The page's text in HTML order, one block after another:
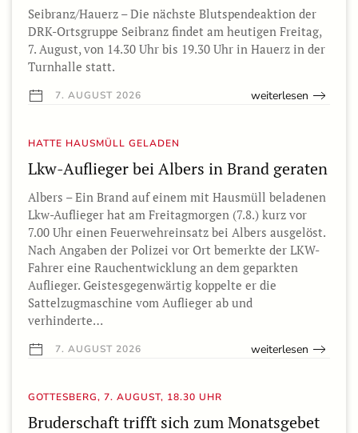
Seibranz/Hauerz – Die nächste Blutspendeaktion der
DRK-Ortsgruppe Seibranz findet am heutigen Freitag,
7. August, von 14.30 Uhr bis 19.30 Uhr in Hauerz in der
Turnhalle statt.
7. AUGUST 2026 weiterlesen
HATTE HAUSMÜLL GELADEN
Lkw-Auflieger bei Albers in Brand geraten
Albers – Ein Brand auf einem mit Hausmüll beladenen
Lkw-Auflieger hat am Freitagmorgen (7.8.) kurz vor
7.00 Uhr einen Feuerwehreinsatz bei Albers ausgelöst.
Nach Angaben der Polizei vor Ort bemerkte der LKW-
Fahrer eine Rauchentwicklung an dem geparkten
Auflieger. Geistesgegenwärtig koppelte er die
Sattelzugmaschine vom Auflieger ab und
verhinderte…
7. AUGUST 2026 weiterlesen
GOTTESBERG, 7. AUGUST, 18.30 UHR
Bruderschaft trifft sich zum Monatsgebet